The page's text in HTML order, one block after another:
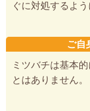
ぐに対処するよう
ご自
ミツバチは基本
とはありません。